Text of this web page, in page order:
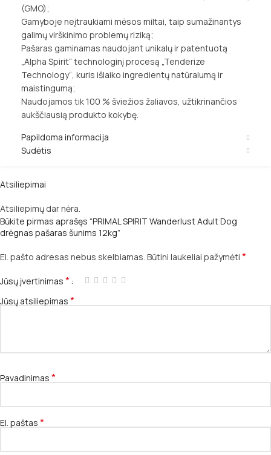
(GMO);
Gamyboje neįtraukiami mėsos miltai, taip sumažinantys
galimų virškinimo problemų riziką;
Pašaras gaminamas naudojant unikalų ir patentuotą
„Alpha Spirit“ technologinį procesą „Tenderize
Technology“, kuris išlaiko ingredientų natūralumą ir
maistingumą;
Naudojamos tik 100 % šviežios žaliavos, užtikrinančios
aukščiausią produkto kokybę.
Papildoma informacija
Sudėtis
Atsiliepimai
Atsiliepimų dar nėra.
Būkite pirmas aprašęs “PRIMAL SPIRIT Wanderlust Adult Dog
drėgnas pašaras šunims 12kg”
El. pašto adresas nebus skelbiamas. Būtini laukeliai pažymėti *
Jūsų įvertinimas *
Jūsų atsiliepimas *
Pavadinimas *
El. paštas *